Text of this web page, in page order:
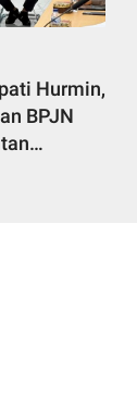
Hurmin,
BPJN